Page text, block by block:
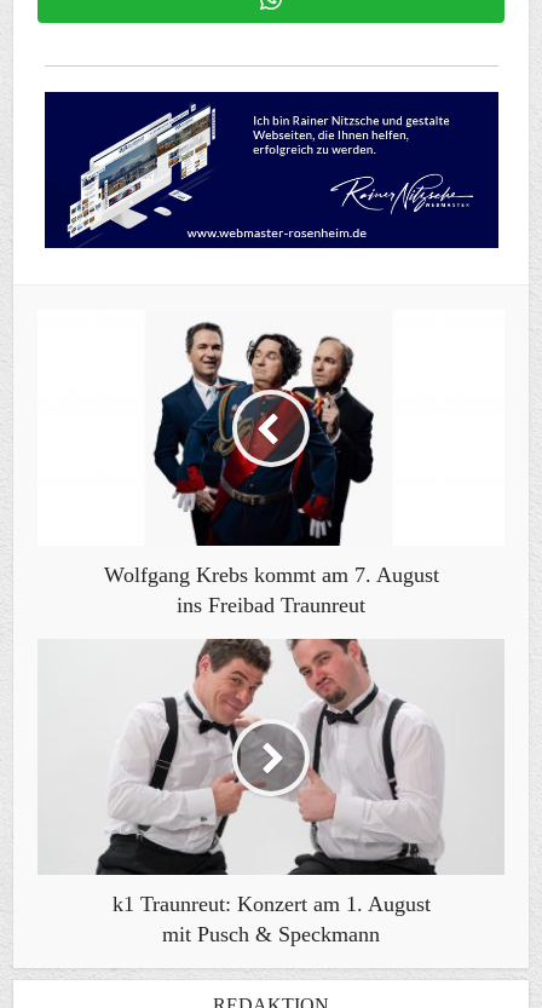
Wolfgang Krebs kommt am 7. August
ins Freibad Traunreut
k1 Traunreut: Konzert am 1. August
mit Pusch & Speckmann